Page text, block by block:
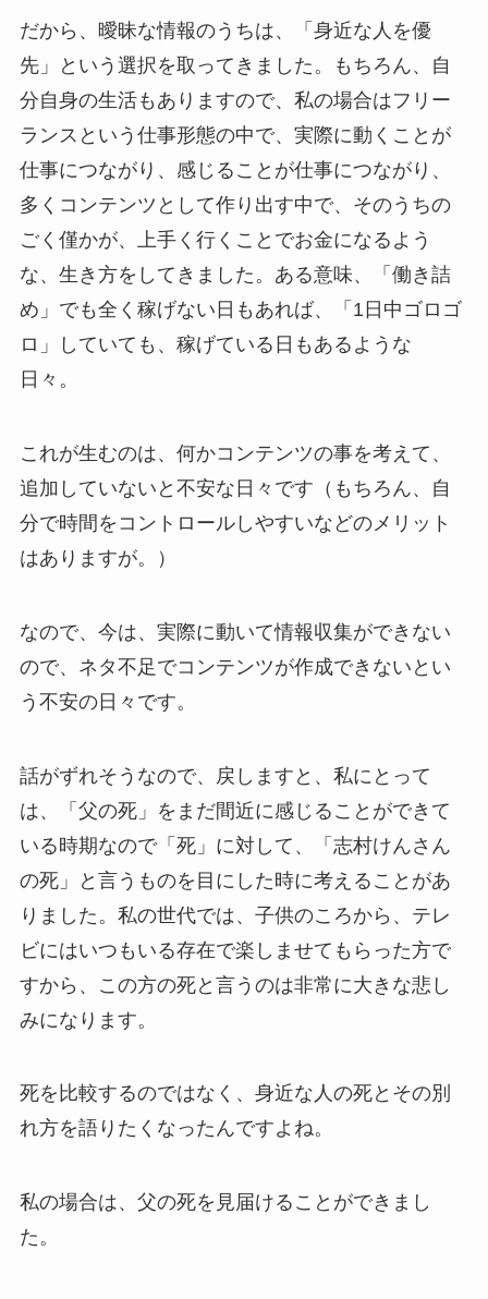
だから、曖昧な情報のうちは、「身近な人を優
先」という選択を取ってきました。もちろん、自
分自身の生活もありますので、私の場合はフリー
ランスという仕事形態の中で、実際に動くことが
仕事につながり、感じることが仕事につながり、
多くコンテンツとして作り出す中で、そのうちの
ごく僅かが、上手く行くことでお金になるよう
な、生き方をしてきました。ある意味、「働き詰
め」でも全く稼げない日もあれば、「1日中ゴロゴ
ロ」していても、稼げている日もあるような
日々。
これが生むのは、何かコンテンツの事を考えて、
追加していないと不安な日々です（もちろん、自
分で時間をコントロールしやすいなどのメリット
はありますが。）
なので、今は、実際に動いて情報収集ができない
ので、ネタ不足でコンテンツが作成できないとい
う不安の日々です。
話がずれそうなので、戻しますと、私にとって
は、「父の死」をまだ間近に感じることができて
いる時期なので「死」に対して、「志村けんさん
の死」と言うものを目にした時に考えることがあ
りました。私の世代では、子供のころから、テレ
ビにはいつもいる存在で楽しませてもらった方で
すから、この方の死と言うのは非常に大きな悲し
みになります。
死を比較するのではなく、身近な人の死とその別
れ方を語りたくなったんですよね。
私の場合は、父の死を見届けることができまし
た。